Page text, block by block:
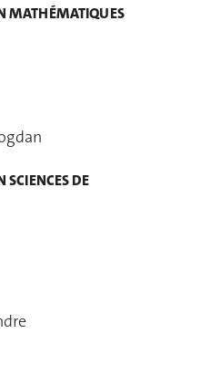
MATHÉMATIQUES
SCIENCES DE